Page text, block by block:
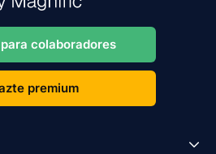
colaboradores
premium